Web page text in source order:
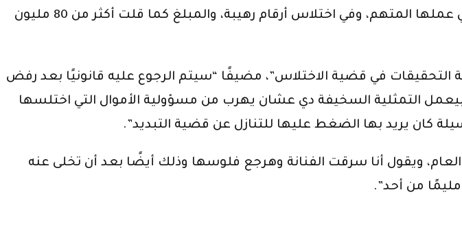
بالكامل، والموضوع مش واحد أخد فلوس وخلاص، لكن كبير بالنسبة للوقائع اللي عملها المتهم، وفي اختلاس أرقام رهيبة، والمبلغ كما قلت أكثر من 80 مليون
قائلا “تم التجديد لوزيري الأربعاء لمدة 15 يومًا، على ذمة التحقيقات في قضية الاختلاس”، مضيفًا “سيتم الرجوع عليه قانونيًا بعد رفض
التمثلية السخيفة دي عشان يهرب من مسؤولية الأموال التي اختلسها
كان يريد بها الضغط عليها للتنازل عن قضية التبديد”.
العام، ويقول أنا سرقت الفنانة وهرجع فلوسها وذلك أيضًا بعد أن تخلى عنه
من أحد”.